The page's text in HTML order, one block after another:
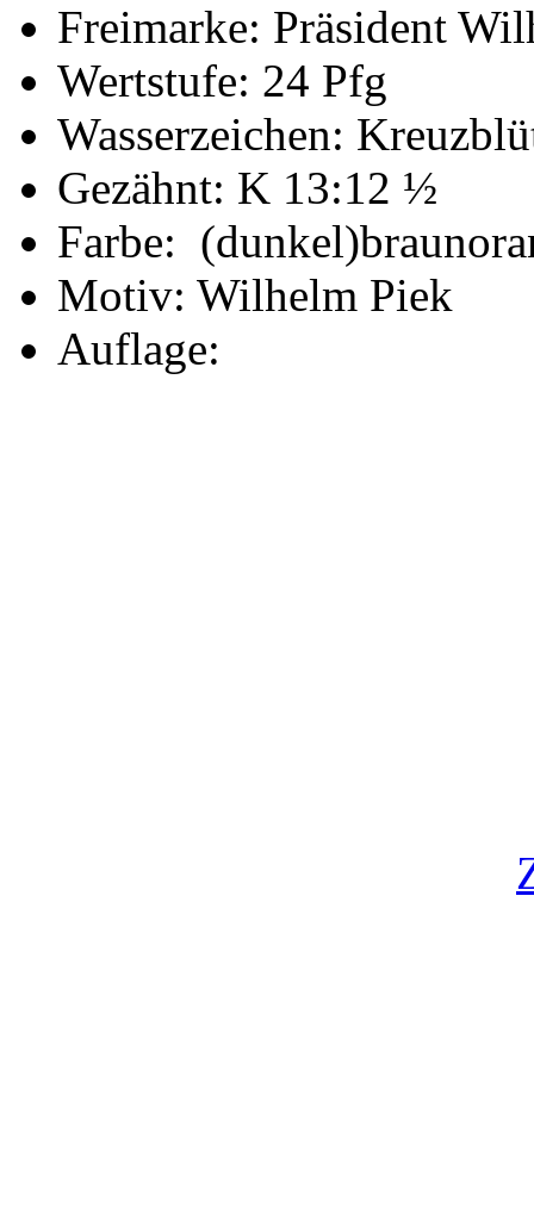
Freimarke: Präsident
Wertstufe: 24 Pfg
Wasserzeichen:
Gezähnt: K 13:12 ½
Farbe:
Motiv: Wilhelm Piek
Auflage: